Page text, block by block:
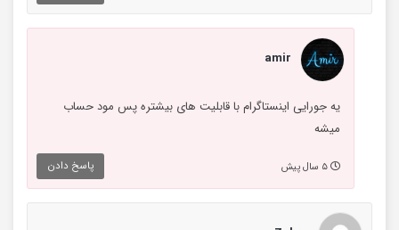
amir
یه جورایی اینستاگرام با قابلیت های بیشتره پس مود حساب
میشه
پاسخ دادن